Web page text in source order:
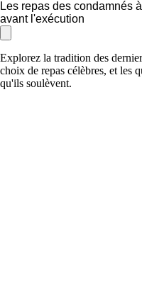
Les repas des condamnés
avant l'exécution
Explorez la tradition des
choix de repas célèbres, et les
qu'ils soulèvent.